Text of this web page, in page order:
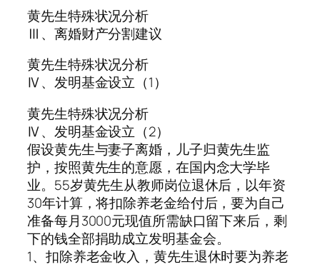
黄先生特殊状况分析
Ⅲ、离婚财产分割建议
黄先生特殊状况分析
Ⅳ、发明基金设立（1）
黄先生特殊状况分析
Ⅳ、发明基金设立（2）
假设黄先生与妻子离婚，儿子归黄先生监
护，按照黄先生的意愿，在国内念大学毕
业。55岁黄先生从教师岗位退休后，以年资
30年计算，将扣除养老金给付后，要为自己
准备每月3000元现值所需缺口留下来后，剩
下的钱全部捐助成立发明基金会。
1、扣除养老金收入，黄先生退休时要为养老